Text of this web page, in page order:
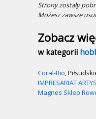
Strony zostały
Możesz zawsze
Zobacz
w kategorii
Coral-Bio,
IMPRESARIAT
Magnes Sklep